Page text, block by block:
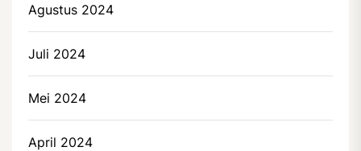
Agustus 2024
Juli 2024
Mei 2024
April 2024